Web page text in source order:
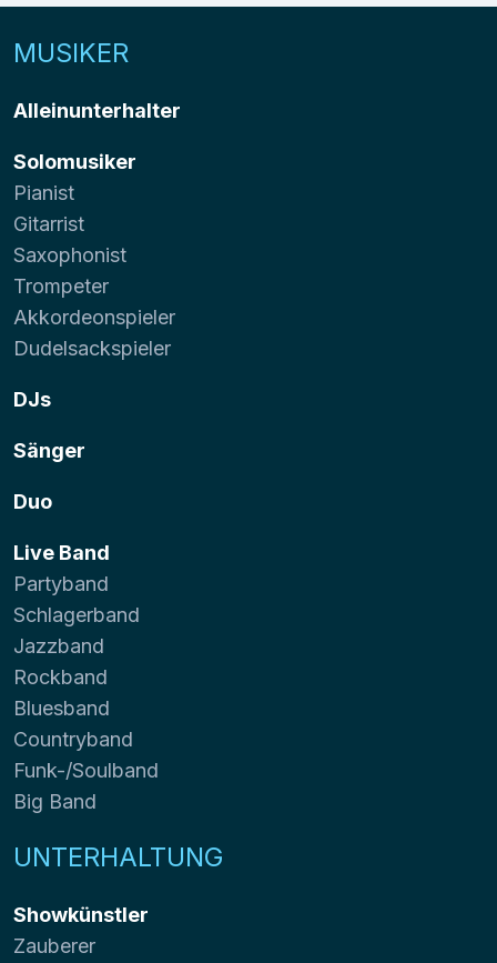
MUSIKER
Alleinunterhalter
Solomusiker
Pianist
Gitarrist
Saxophonist
Trompeter
Akkordeonspieler
Dudelsackspieler
DJs
Sänger
Duo
Live Band
Partyband
Schlagerband
Jazzband
Rockband
Bluesband
Countryband
Funk-/Soulband
Big Band
UNTERHALTUNG
Showkünstler
Zauberer